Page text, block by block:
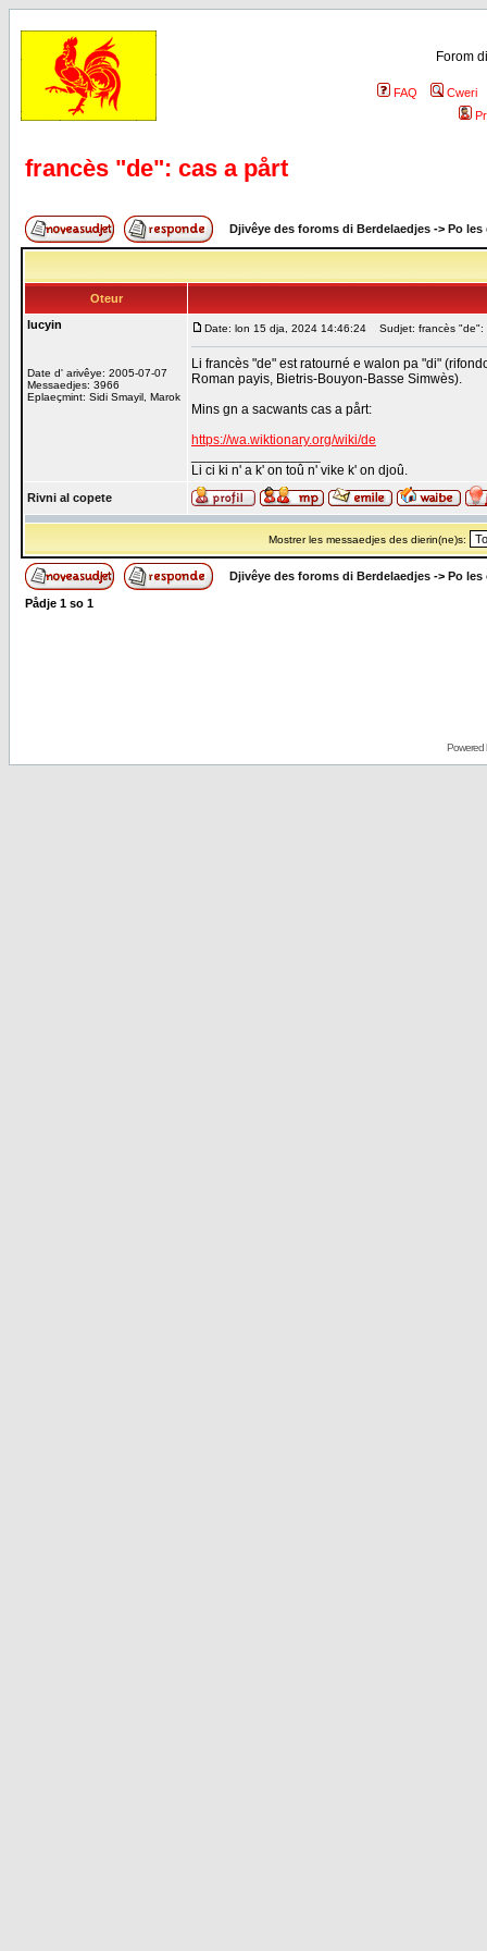
Forom
FAQ
Cweri
francès "de": cas a pårt
Djivêye des foroms di Berdelaedjes -> Po les
Oteur
lucyin
Date d' arivêye: 2005-07-07
Messaedjes: 3966
Eplaeçmint: Sidi Smayil, Marok
Date: lon 15 dja, 2024 14:46:24 Sudjet: francès "de":
Li francès "de" est ratourné e walon pa "di"
Roman payis, Bietris-Bouyon-Basse Simwès).
Mins gn a sacwants cas a pårt:
https://wa.wiktionary.org/wiki/de
Li ci ki n' a k' on toû n' vike k' on djoû.
Rivni al copete
Mostrer les messaedjes des dierin(ne)s:
Djivêye des foroms di Berdelaedjes -> Po les
Pådje 1 so 1
Powered